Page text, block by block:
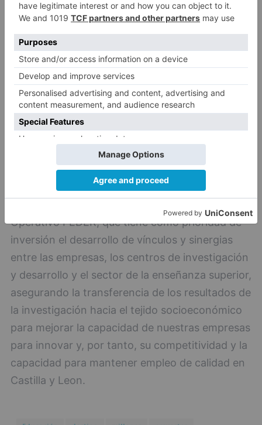
Además, para garantizar el efectivo impacto
socioeconómico de las investigaciones
financiadas, los proyectos deberán acreditar la
colaboración empresarial, plasmada a través de
contratos o convenios. Este requisito, junto al
de orientación temática, es exigido por la
Operativo FEDER, que tiene como prioridad de
inversión el desarrollo de vínculos y sinergias
entre las empresas, los centros de investigación
y desarrollo y el sector de la enseñanza superior,
asegurando la transferencia de los resultados de
la investigación hacia el tejido socioeconómico
para mejorar la capacidad de nuestras empresas
para innovar y, por tanto, su competitividad y la
capacidad para mantener empleo de calidad en
Castilla y Leon.